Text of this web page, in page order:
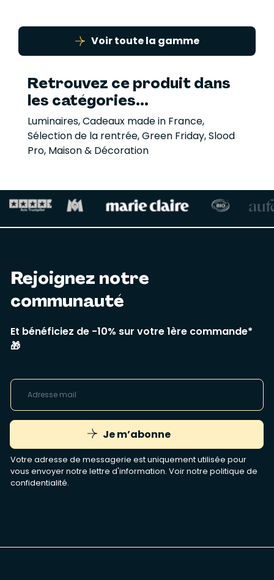
Voir toute la gamme
Retrouvez ce produit dans
les catégories...
Luminaires,Cadeaux made in France,
Sélection de la rentrée,Green Friday,Slood
Pro, Maison & Décoration
Rejoignez notre
communauté
Et bénéficiez de -10% sur votre 1ère commande*
🎁
Je m’abonne
Votre adresse de messagerie est uniquement utilisée pour
vous envoyer notre lettre d'information. Voir notre politique de
confidentialité.